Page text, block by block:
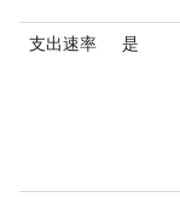
支出速率 是